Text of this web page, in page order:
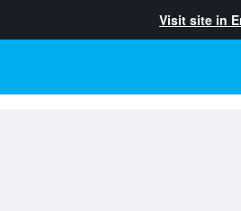
Visit site in